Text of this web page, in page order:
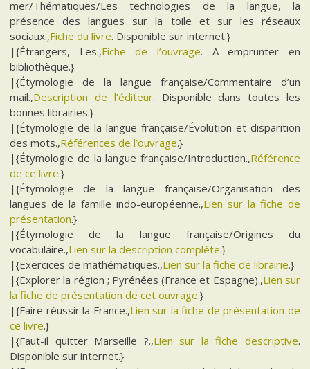
mer/Thématiques/Les technologies de la langue, la
présence des langues sur la toile et sur les réseaux
sociaux.,Fiche du livre. Disponible sur internet.}
|{Étrangers, Les.,Fiche de l’ouvrage. A emprunter en
bibliothèque.}
|{Étymologie de la langue française/Commentaire d’un
mail.,Description de l’éditeur. Disponible dans toutes les
bonnes librairies.}
|{Étymologie de la langue française/Évolution et disparition
des mots.,Références de l’ouvrage.}
|{Étymologie de la langue française/Introduction.,Référence
de ce livre.}
|{Étymologie de la langue française/Organisation des
langues de la famille indo-européenne.,Lien sur la fiche de
présentation.}
|{Étymologie de la langue française/Origines du
vocabulaire.,Lien sur la description complète.}
|{Exercices de mathématiques.,Lien sur la fiche de librairie.}
|{Explorer la région ; Pyrénées (France et Espagne).,Lien sur
la fiche de présentation de cet ouvrage.}
|{Faire réussir la France.,Lien sur la fiche de présentation de
ce livre.}
|{Faut-il quitter Marseille ?.,Lien sur la fiche descriptive.
Disponible sur internet.}